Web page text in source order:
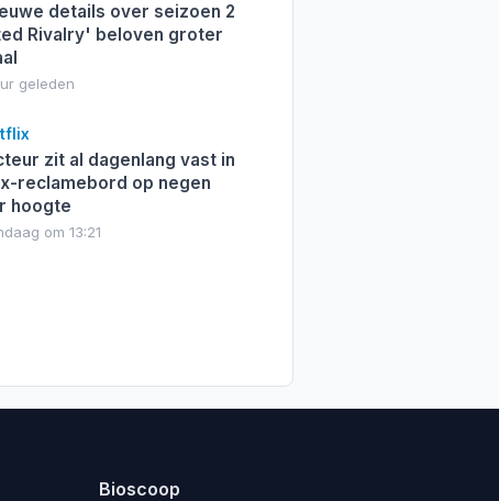
details over seizoen 2
Rivalry' beloven groter
geleden
zit al dagenlang vast in
reclamebord op negen
hoogte
om 13:21
Bioscoop